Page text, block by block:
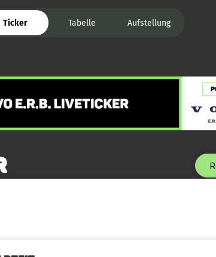
Ticker Tabelle Aufstellung